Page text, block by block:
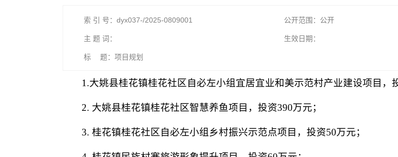
索 引 号：dyx037-/2025-0809001 公开范围：公开
主 题 词： 生效日期：
标 题：项目规划
1.大姚县桂花镇桂花社区自必左小组宜居宜业和美示范村产业建设项目，
2. 大姚县桂花镇桂花社区智慧养鱼项目，投资390万元；
3. 桂花镇桂花社区自必左小组乡村振兴示范点项目，投资50万元；